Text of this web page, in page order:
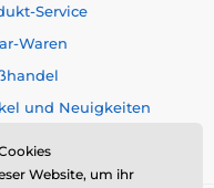
Service
Waren
und Neuigkeiten
Website, um ihr